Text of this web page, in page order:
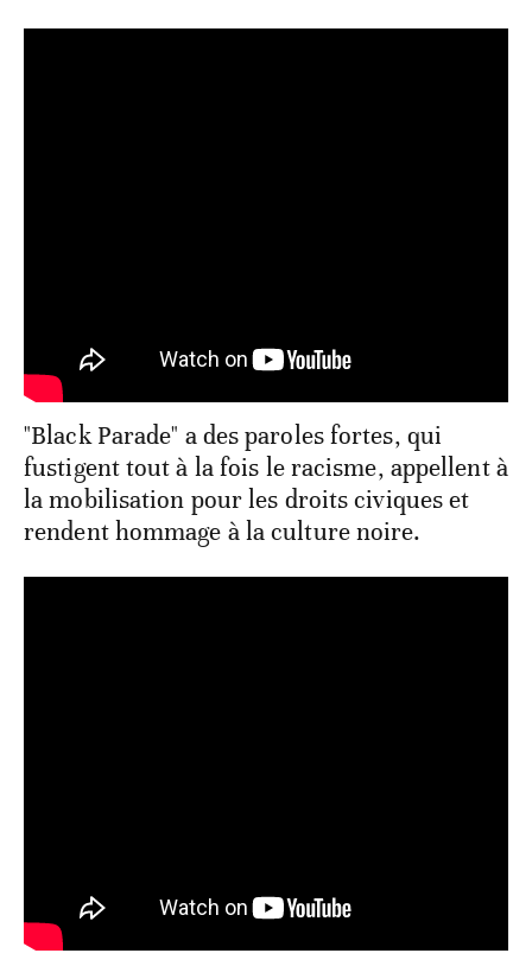
"Black Parade" a des paroles fortes, qui
fustigent tout à la fois le racisme, appellent à
la mobilisation pour les droits civiques et
rendent hommage à la culture noire.